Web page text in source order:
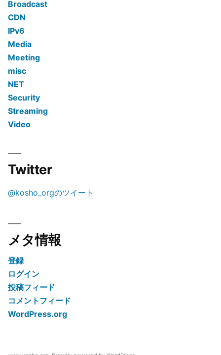
Broadcast
CDN
IPv6
Media
Meeting
misc
NET
Security
Streaming
Video
Twitter
@kosho_orgのツイート
メタ情報
登録
ログイン
投稿フィード
コメントフィード
WordPress.org